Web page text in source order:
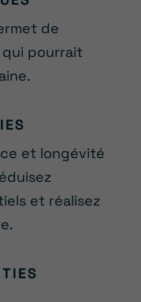
de
pourrait
et longévité
et réalisez